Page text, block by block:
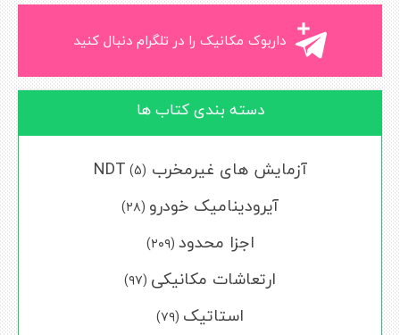
داربوک مکانیک را در تلگرام دنبال کنید
دسته بندی کتاب ها
آزمایش های غیرمخرب NDT (5)
آیرودینامیک خودرو (۲۸)
اجزا محدود (۲۰۹)
ارتعاشات مکانیکی (۹۷)
استاتیک (۷۹)